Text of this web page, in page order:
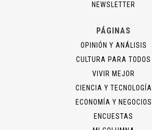
NEWSLETTER
PÁGINAS
OPINIÓN Y ANÁLISIS
CULTURA PARA TODOS
VIVIR MEJOR
CIENCIA Y TECNOLOGÍA
ECONOMÍA Y NEGOCIOS
ENCUESTAS